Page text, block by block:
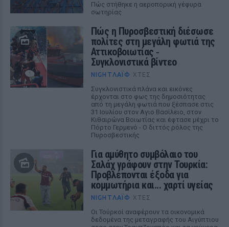
Πώς στήθηκε η αεροπορική γέφυρα
σωτηρίας
Πώς η Πυροσβεστική διέσωσε
πολίτες στη μεγάλη φωτιά της
Αττικοβοιωτίας ‑
Συγκλονιστικά βίντεο
NIGHTΛΆΙΦ ΧΤΕΣ
Συγκλονιστικά πλάνα και εικόνες
έρχονται στο φως της δημοσιότητας
από τη μεγάλη φωτιά που ξέσπασε στις
31 Ιουλίου στον Αγιο Βασίλειο, στον
Κιθαιρώνα Βοιωτίας και έφτασε μέχρι το
Πόρτο Γερμενό - Ο διττός ρόλος της
Πυροσβεστικής
Για αμύθητο συμβόλαιο του
Σαλάχ γράφουν στην Τουρκία:
Προβλέπονται έξοδα για
κομμωτήρια και... χαρτί υγείας
NIGHTΛΆΙΦ ΧΤΕΣ
Οι Τούρκοί αναφέρουν τα οικονομικά
δεδομένα της μεταγραφής του Αιγύπτιου